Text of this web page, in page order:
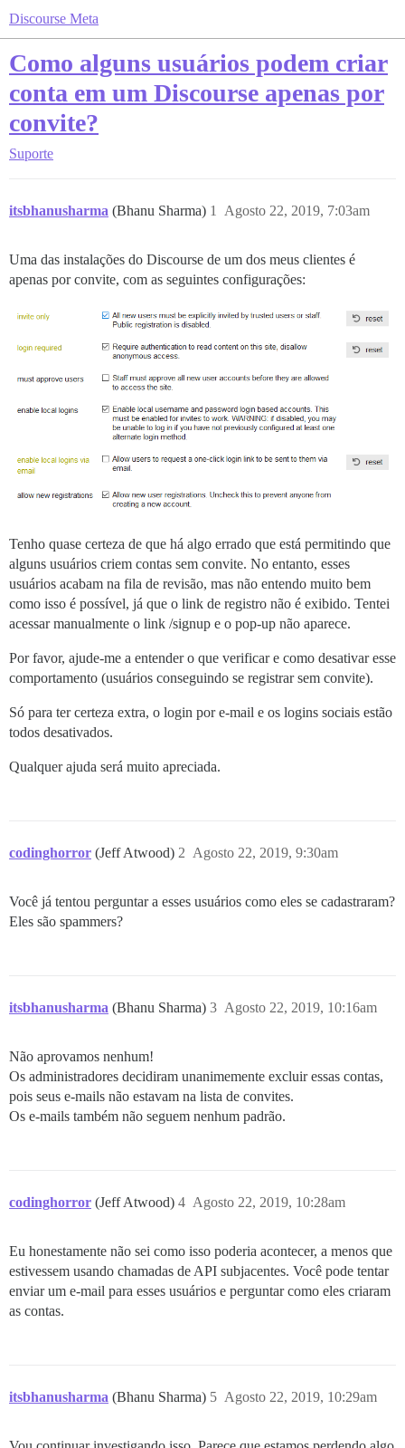
Discourse Meta
Como alguns usuários podem criar
conta em um Discourse apenas por
convite?
Suporte
itsbhanusharma (Bhanu Sharma) Agosto 22, 2019, 7:03am
1
Uma das instalações do Discourse de um dos meus clientes é
apenas por convite, com as seguintes configurações:
Tenho quase certeza de que há algo errado que está permitindo que
alguns usuários criem contas sem convite. No entanto, esses
usuários acabam na fila de revisão, mas não entendo muito bem
como isso é possível, já que o link de registro não é exibido. Tentei
acessar manualmente o link /signup e o pop-up não aparece.
Por favor, ajude-me a entender o que verificar e como desativar esse
comportamento (usuários conseguindo se registrar sem convite).
Só para ter certeza extra, o login por e-mail e os logins sociais estão
todos desativados.
Qualquer ajuda será muito apreciada.
codinghorror (Jeff Atwood) Agosto 22, 2019, 9:30am
2
Você já tentou perguntar a esses usuários como eles se cadastraram?
Eles são spammers?
itsbhanusharma (Bhanu Sharma) Agosto 22, 2019, 10:16am
3
Não aprovamos nenhum!
Os administradores decidiram unanimemente excluir essas contas,
pois seus e-mails não estavam na lista de convites.
Os e-mails também não seguem nenhum padrão.
codinghorror (Jeff Atwood) Agosto 22, 2019, 10:28am
4
Eu honestamente não sei como isso poderia acontecer, a menos que
estivessem usando chamadas de API subjacentes. Você pode tentar
enviar um e-mail para esses usuários e perguntar como eles criaram
as contas.
itsbhanusharma (Bhanu Sharma) Agosto 22, 2019, 10:29am
5